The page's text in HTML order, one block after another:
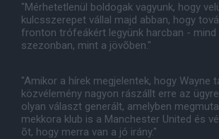
"Mérhetetlenül boldogak vagyunk, hogy
kulcsszerepet vállal majd abban, hogy
fronton trófeákért legyünk harcban - mind
szezonban, mint a jövõben."
"Amikor a hírek megjelentek, hogy Wayne
közvélemény nagyon rászállt erre az
olyan választ generált, amelyben
mekkora klub is a Manchester United és
õt, hogy merra van a jó irány."